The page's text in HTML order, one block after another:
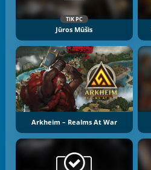
TIK PC
Jūros Mūšis
Arkheim – Realms At War